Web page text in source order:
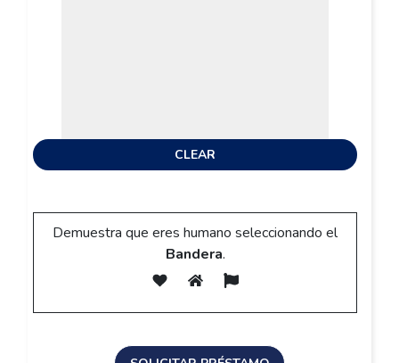
Demuestra que eres humano seleccionando el
Bandera.